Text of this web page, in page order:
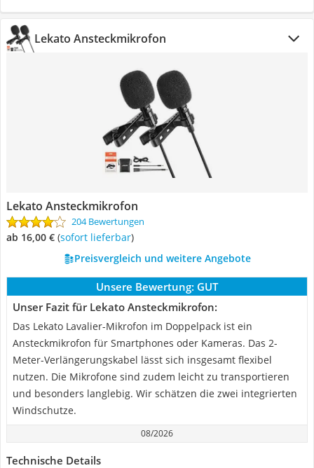
Lekato Ansteckmikrofon
Lekato Ansteckmikrofon
204 Bewertungen
ab 16,00 € ( Sofort lieferbar)
Preisvergleich und weitere Angebote
Unsere Bewertung: GUT
Unser Fazit für Lekato Ansteckmikrofon:
Das Lekato Lavalier-Mikrofon im Doppelpack ist ein
Ansteckmikrofon für Smartphones oder Kameras. Das 2-
Meter-Verlängerungskabel lässt sich insgesamt flexibel
nutzen. Die Mikrofone sind zudem leicht zu transportieren
und besonders langlebig. Wir schätzen die zwei integrierten
Windschutze.
08/2026
Technische Details